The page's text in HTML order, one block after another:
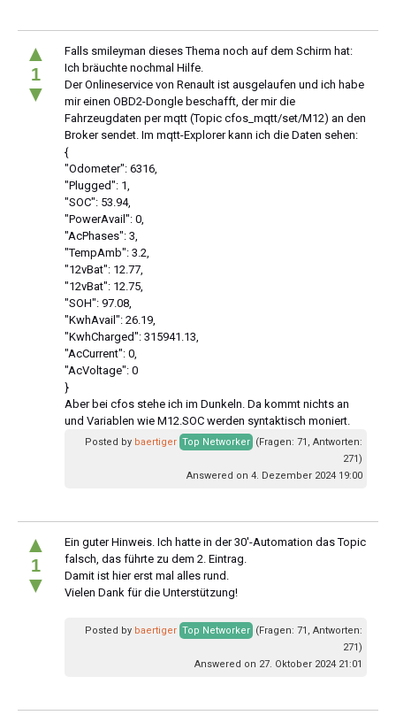
▲
1
▼
Falls smileyman dieses Thema noch auf dem Schirm hat:
Ich bräuchte nochmal Hilfe.
Der Onlineservice von Renault ist ausgelaufen und ich habe
mir einen OBD2-Dongle beschafft, der mir die
Fahrzeugdaten per mqtt (Topic cfos_mqtt/set/M12) an den
Broker sendet. Im mqtt-Explorer kann ich die Daten sehen:
{
"Odometer": 6316,
"Plugged": 1,
"SOC": 53.94,
"PowerAvail": 0,
"AcPhases": 3,
"TempAmb": 3.2,
"12vBat": 12.77,
"12vBat": 12.75,
"SOH": 97.08,
"KwhAvail": 26.19,
"KwhCharged": 315941.13,
"AcCurrent": 0,
"AcVoltage": 0
}
Aber bei cfos stehe ich im Dunkeln. Da kommt nichts an
und Variablen wie M12.SOC werden syntaktisch moniert.
Posted by baertiger Top Networker (Fragen: 71, Antworten:
271)
Answered on 4. Dezember 2024 19:00
▲
1
▼
Ein guter Hinweis. Ich hatte in der 30'-Automation das Topic
falsch, das führte zu dem 2. Eintrag.
Damit ist hier erst mal alles rund.
Vielen Dank für die Unterstützung!
Posted by baertiger Top Networker (Fragen: 71, Antworten:
271)
Answered on 27. Oktober 2024 21:01